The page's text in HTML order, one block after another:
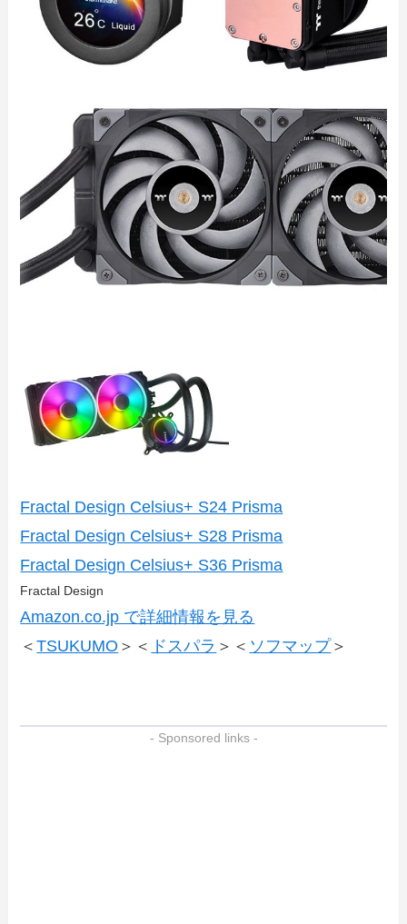
Fractal Design Celsius+ S24 Prisma
Fractal Design Celsius+ S28 Prisma
Fractal Design Celsius+ S36 Prisma
Fractal Design
Amazon.co.jp で詳細情報を見る
＜TSUKUMO ＞＜ ドスパラ ＞＜ ソフマップ＞
- Sponsored links -